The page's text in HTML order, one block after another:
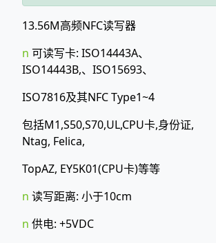
13.56M高频NFC读写器
n 可读写卡: ISO14443A、
ISO14443B,、ISO15693、
ISO7816及其NFC Type1~4
包括M1,S50,S70,UL,CPU卡,身份证,
Ntag, Felica,
TopAZ, EY5K01(CPU卡)等等
n 读写距离: 小于10cm
n 供电: +5VDC